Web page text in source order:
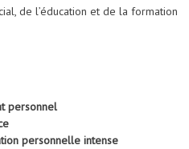
de l’éducation et de la formation
personnel
personnelle intense